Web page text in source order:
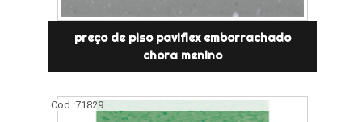
preço de piso paviflex emborrachado
chora menino
Cod.:71829